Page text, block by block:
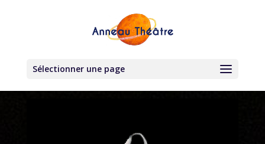
Sélectionner une page